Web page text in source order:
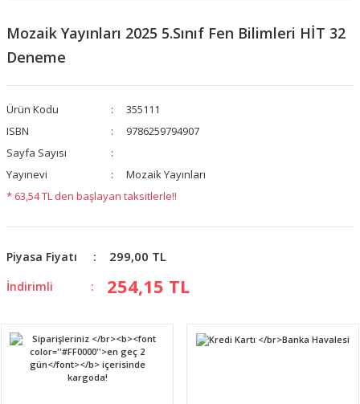
Mozaik Yayınları 2025 5.Sınıf Fen Bilimleri HİT 32
Deneme
Ürün Kodu
355111
ISBN
9786259794907
Sayfa Sayısı
Yayınevi
Mozaik Yayınları
* 63,54 TL den başlayan taksitlerle!!
Piyasa Fiyatı 299,00 TL
İndirimli 254,15 TL